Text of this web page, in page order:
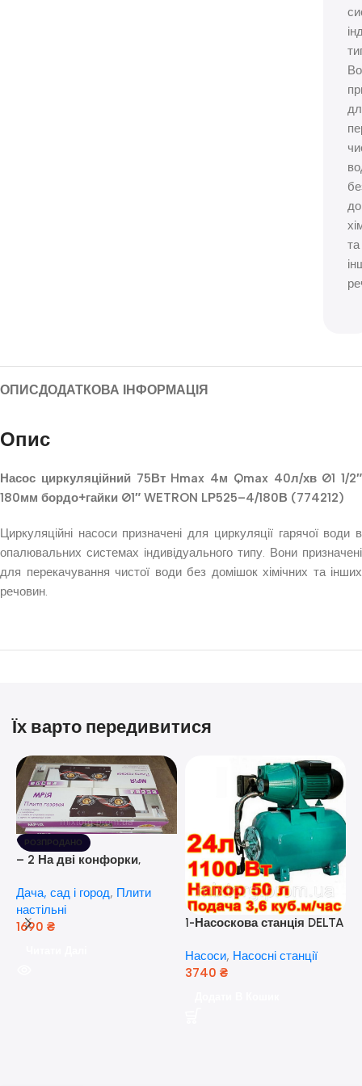
та
ОПИСДОДАТКОВА ІНФОРМАЦІЯ
Опис
Насос циркуляційний 75Вт Hmax 4м Qmax 40л/хв Ø1 1/2″
180мм бордо+гайки Ø1″ WETRON LР525–4/180В (774212)
Циркуляційні насоси призначені для циркуляції гарячої води в
опалювальних системах індивідуального типу. Вони призначені
для перекачування чистої води без домішок хімічних та інших
речовин.
Їх варто передивитися
РОЗПРОДАНО
– 2 На дві конфорки,
розпалюванням.
Дача, сад і город, Плити
настільні
1690 ₴
1-Насоскова станція DELTA
кВт) ( Польща)
Насоси, Насосні станції
3740 ₴